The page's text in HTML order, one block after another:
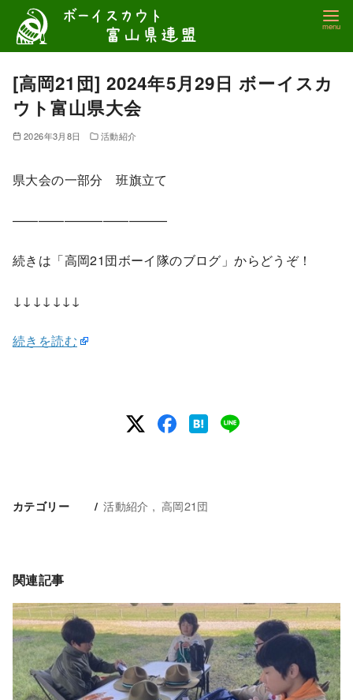
テ
[高岡21団] 2024年5月29日 ボーイスカ
ウト富山県大会
2026年3月8日 活動紹介
県大会の一部分 班旗立て
————————————
続きは「高岡21団ボーイ隊のブログ」からどうぞ！
↓↓↓↓↓↓↓
続きを読む
カテゴリー 活動紹介 高岡21団
関連記事